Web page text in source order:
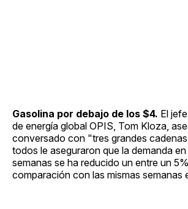
Gasolina por debajo de los $4. El
de energía global OPIS, Tom Kloza,
conversado con "tres grandes
todos le aseguraron que la demanda
semanas se ha reducido un entre un
comparación con las mismas semanas